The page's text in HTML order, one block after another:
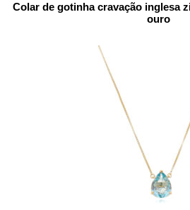
Colar de gotinha cravação inglesa
ouro